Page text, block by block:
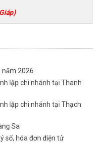
năm 2026
lập chi nhánh tại Thanh
lập chi nhánh tại Thạch
Sa
số, hóa đơn điện tử